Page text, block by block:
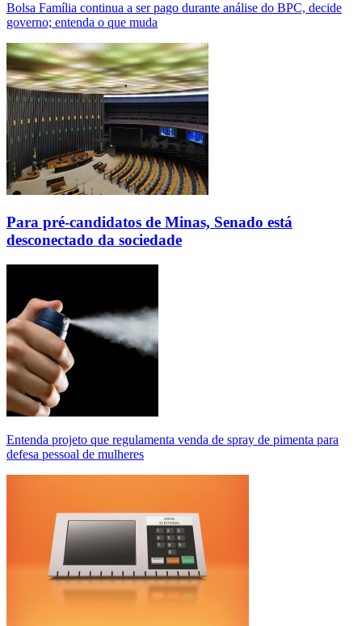
Bolsa Família continua a ser pago durante análise do BPC, decide
governo; entenda o que muda
Para pré-candidatos de Minas, Senado está
desconectado da sociedade
Entenda projeto que regulamenta venda de spray de pimenta para
defesa pessoal de mulheres